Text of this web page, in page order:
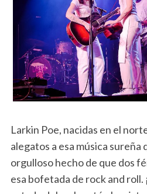
Larkin Poe, nacidas en el
alegatos a esa música sureña
orgulloso hecho de que dos
esa bofetada de rock and roll.